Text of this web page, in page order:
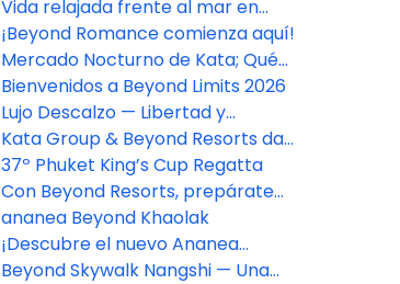
actividades para transformar tu
"escapada" en un "viaje"
inolvidable
Vida relajada frente al mar en
Beyond Kata
¡Beyond Romance comienza aquí!
Mercado Nocturno de Kata; Qué
comer, comprar y ver en el
mercado más vibrante de Phuket
Bienvenidos a Beyond Limits 2026
Lujo Descalzo — Libertad y
Elegancia a la Orilla del Mar
Kata Group & Beyond Resorts dan
la bienvenida a la 37.ª Regata
Phuket King’s Cup por todo lo alto
37º Phuket King’s Cup Regatta
Con Beyond Resorts, prepárate
para Tailandia: un viaje donde los
sabores serán tu guía.
ananea Beyond Khaolak
¡Descubre el nuevo Ananea
Beyond Khaolak!
Beyond Skywalk Nangshi — Una